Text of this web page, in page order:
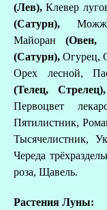
(Лев),Клевер
(Сатурн),
Майоран(Овен,
(Сатурн), Огурец,
Орех лесной,
(Телец,
Первоцвет
Пятилистник,
Тысячелистник,
Череда
роза, Щавель.
Растения Луны: